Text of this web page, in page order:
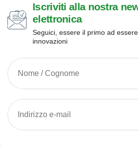
Iscriviti alla nostra
elettronica
Seguici, essere il primo ad
innovazioni